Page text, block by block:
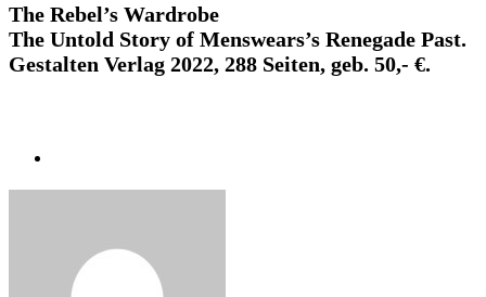
The Rebel’s Wardrobe
The Untold Story of Menswears’s Renegade Past.
Gestalten Verlag 2022, 288 Seiten, geb. 50,- €.